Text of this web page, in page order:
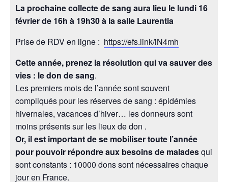
La prochaine collecte de sang aura lieu le lundi 16
février de 16h à 19h30 à la salle Laurentia
Prise de RDV en ligne : https://efs.link/iN4mh
Cette année, prenez la résolution qui va sauver des
vies : le don desang.
Les premiers mois de l’année sont souvent
compliqués pour les réserves desang : épidémies
hivernales, vacances d’hiver… les donneurs sont
moins présents sur les lieux de don .
Or, il est important de se mobiliser toute l’année
pour pouvoir répondre aux besoins de maladesqui
sont constants : 10000 dons sont nécessaires chaque
jour en France.